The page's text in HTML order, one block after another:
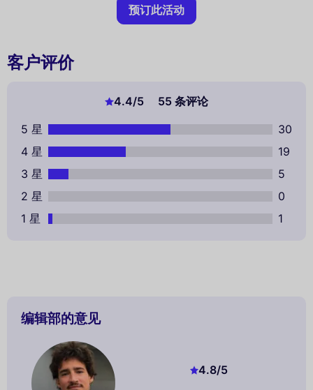
预订此活动
客户评价
4.4/5
55 条评论
5 星
30
4 星
19
3 星
5
2 星
0
1 星
1
编辑部的意见
4.8/5